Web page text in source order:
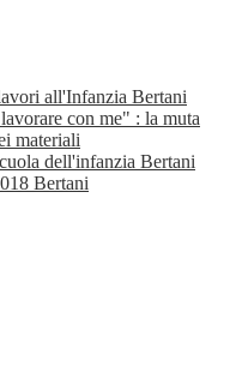
all'Infanzia Bertani
con me" : la muta
materiali
dell'infanzia Bertani
Bertani